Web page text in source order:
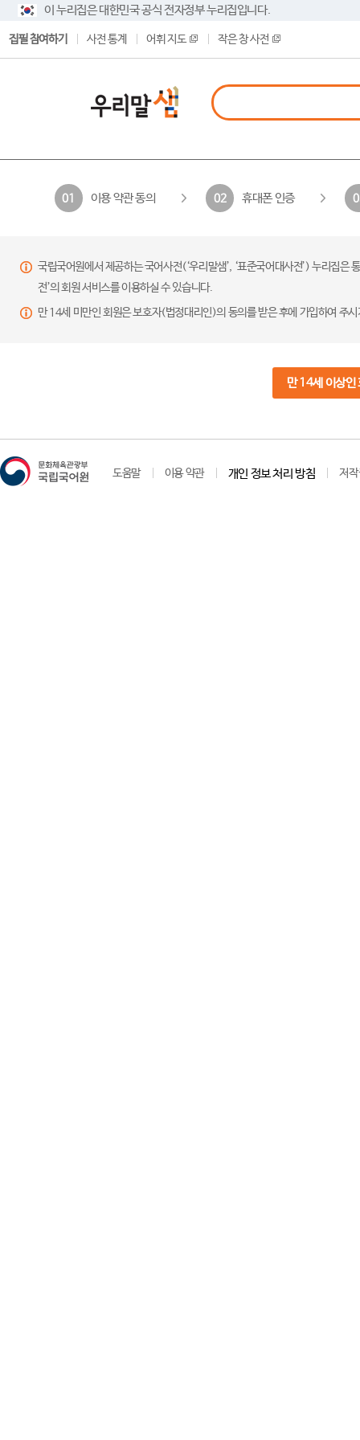
이 누리집은 대한민국 공식 전자정부 누리집입니다.
집필 참여하기 사전 통계 어휘 지도 작은 창 사전
01 이용 약관 동의 02 휴대폰 인증
국립국어원에서 제공하는 국어사전(‘우리말샘’, ‘표준국어대사전’) 누리집
전’의 회원 서비스를 이용하실 수 있습니다.
만 14세 미만인 회원은 보호자(법정대리인)의 동의를 받은 후에 가입하여 주
만 14세 이상인
도움말 이용 약관 개인 정보 처리 방침 저